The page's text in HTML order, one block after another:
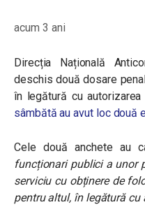
acum 3 ani
Direcția Națională
deschis două dosare
în legătură cu
sâmbătă au avut loc două
Cele două anchete au
funcționari publici a unor
serviciu cu obținere de
pentru altul, în legătură cu